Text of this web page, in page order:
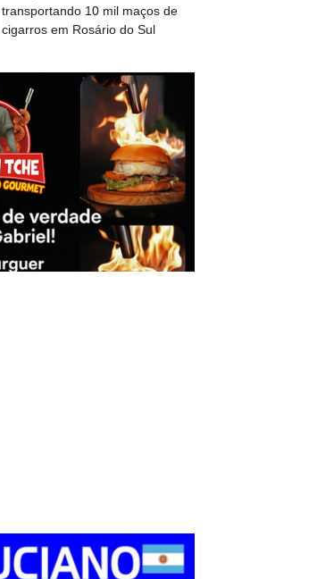
transportando 10 mil maços de
cigarros em Rosário do Sul